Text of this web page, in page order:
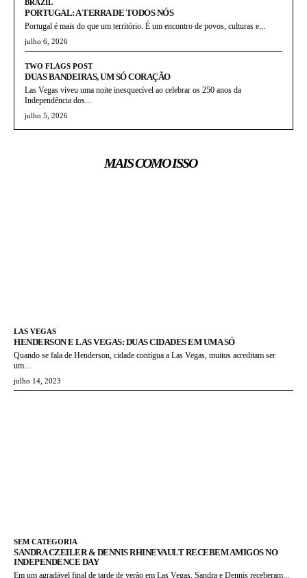
BRAZIL
PORTUGAL: A TERRA DE TODOS NÓS
Portugal é mais do que um território. É um encontro de povos, culturas e...
julho 6, 2026
TWO FLAGS POST
DUAS BANDEIRAS, UM SÓ CORAÇÃO
Las Vegas viveu uma noite inesquecível ao celebrar os 250 anos da
Independência dos...
julho 5, 2026
MAIS COMO ISSO
LAS VEGAS
HENDERSON E LAS VEGAS: DUAS CIDADES EM UMA SÓ
Quando se fala de Henderson, cidade contígua a Las Vegas, muitos acreditam ser
um...
julho 14, 2023
SEM CATEGORIA
SANDRA CZEILER & DENNIS RHINEVAULT RECEBEM AMIGOS NO
INDEPENDENCE DAY
Em um agradável final de tarde de verão em Las Vegas, Sandra e Dennis receberam...